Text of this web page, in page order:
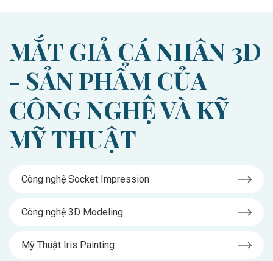
MẮT GIẢ CÁ NHÂN 3D
- SẢN PHẨM CỦA
CÔNG NGHỆ VÀ KỸ
MỸ THUẬT
Công nghệ Socket Impression
Công nghệ 3D Modeling
Mỹ Thuật Iris Painting